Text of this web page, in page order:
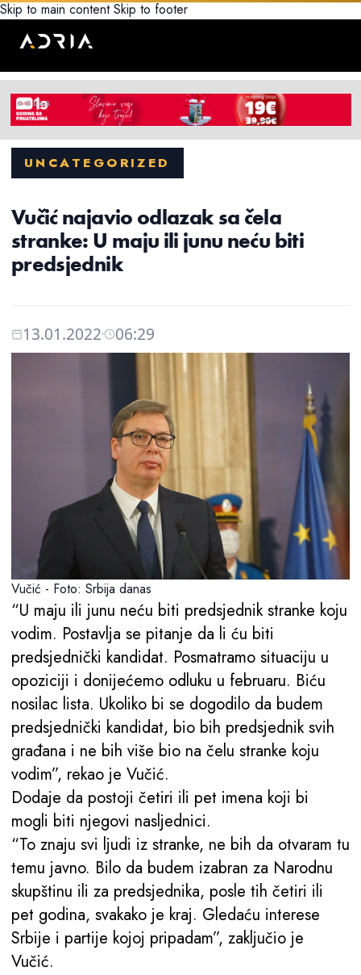
Skip to main content Skip to footer
UNCATEGORIZED
Vučić najavio odlazak sa čela
stranke: U maju ili junu neću biti
predsjednik
13.01.2022 06:29
Vučić - Foto: Srbija danas
“U maju ili junu neću biti predsjednik stranke koju
vodim. Postavlja se pitanje da li ću biti
predsjednički kandidat. Posmatramo situaciju u
opoziciji i donijećemo odluku u februaru. Biću
nosilac lista. Ukoliko bi se dogodilo da budem
predsjednički kandidat, bio bih predsjednik svih
građana i ne bih više bio na čelu stranke koju
vodim”, rekao je Vučić.
Dodaje da postoji četiri ili pet imena koji bi
mogli biti njegovi nasljednici.
“To znaju svi ljudi iz stranke, ne bih da otvaram tu
temu javno. Bilo da budem izabran za Narodnu
skupštinu ili za predsjednika, posle tih četiri ili
pet godina, svakako je kraj. Gledaću interese
Srbije i partije kojoj pripadam”, zaključio je
Vučić.